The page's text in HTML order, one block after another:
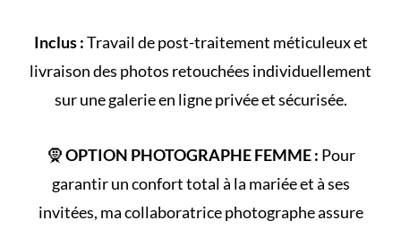
Inclus :Travail de post-traitement méticuleux et
livraison des photos retouchées individuellement
sur une galerie en ligne privée et sécurisée.
🧕OPTION PHOTOGRAPHE FEMME : Pour
garantir un confort total à la mariée et à ses
invitées, ma collaboratrice photographe assure